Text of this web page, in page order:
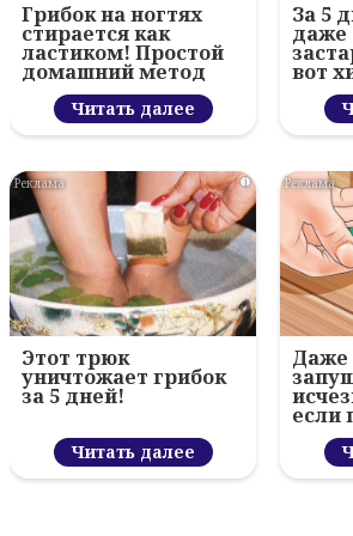
Грибок на ногтях
стирается как
ластиком! Простой
домашний метод
Читать далее
За 5
вот
i
Этот трюк
уничтожает грибок
за 5 дней!
Читать далее
если